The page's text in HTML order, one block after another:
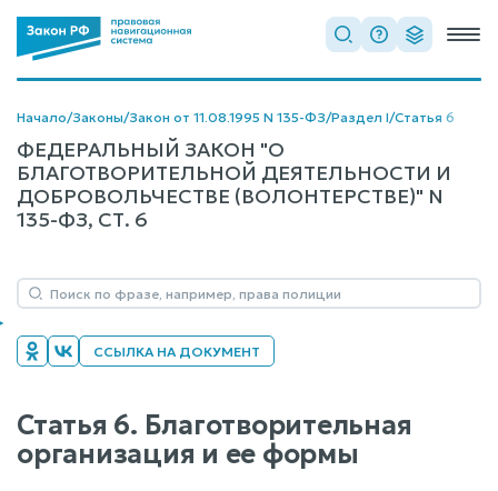
Начало/Законы/Закон от 11.08.1995 N 135-ФЗ/Раздел I/Статья 6
ФЕДЕРАЛЬНЫЙ ЗАКОН "О
БЛАГОТВОРИТЕЛЬНОЙ ДЕЯТЕЛЬНОСТИ И
ДОБРОВОЛЬЧЕСТВЕ (ВОЛОНТЕРСТВЕ)" N
135-ФЗ, СТ. 6
ССЫЛКА НА ДОКУМЕНТ
Статья 6. Благотворительная
организация и ее формы